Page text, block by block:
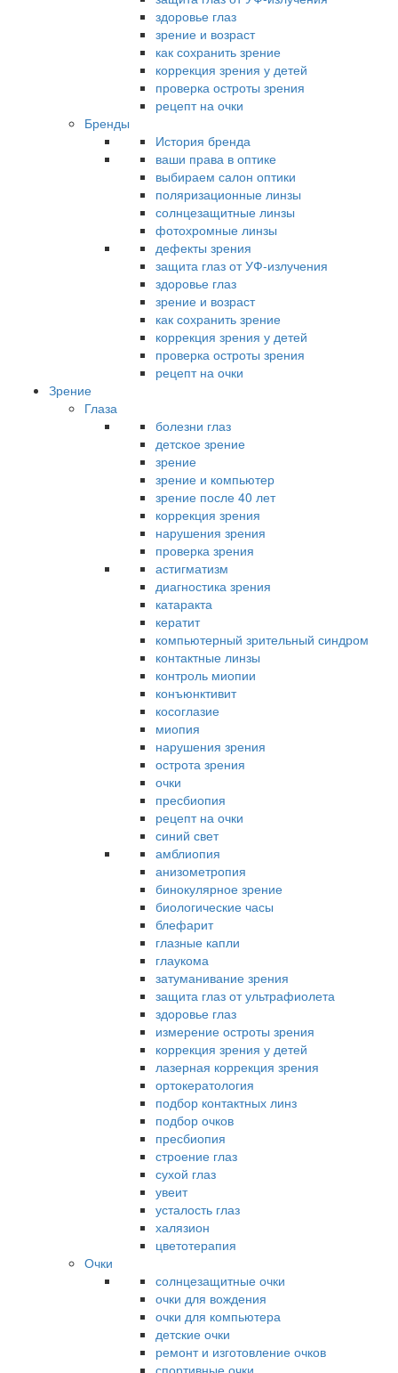
здоровье глаз
зрение и возраст
как сохранить зрение
коррекция зрения у детей
проверка остроты зрения
рецепт на очки
Бренды
История бренда
ваши права в оптике
выбираем салон оптики
поляризационные линзы
солнцезащитные линзы
фотохромные линзы
дефекты зрения
защита глаз от УФ-излучения
здоровье глаз
зрение и возраст
как сохранить зрение
коррекция зрения у детей
проверка остроты зрения
рецепт на очки
Зрение
Глаза
болезни глаз
детское зрение
зрение
зрение и компьютер
зрение после 40 лет
коррекция зрения
нарушения зрения
проверка зрения
астигматизм
диагностика зрения
катаракта
кератит
компьютерный зрительный синдром
контактные линзы
контроль миопии
конъюнктивит
косоглазие
миопия
нарушения зрения
острота зрения
очки
пресбиопия
рецепт на очки
синий свет
амблиопия
анизометропия
бинокулярное зрение
биологические часы
блефарит
глазные капли
глаукома
затуманивание зрения
защита глаз от ультрафиолета
здоровье глаз
измерение остроты зрения
коррекция зрения у детей
лазерная коррекция зрения
ортокератология
подбор контактных линз
подбор очков
пресбиопия
строение глаз
сухой глаз
увеит
усталость глаз
халязион
цветотерапия
Очки
солнцезащитные очки
очки для вождения
очки для компьютера
детские очки
ремонт и изготовление очков